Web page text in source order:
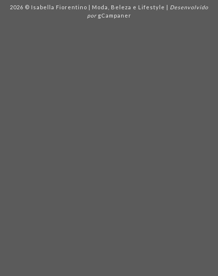
2026 © Isabella Fiorentino | Moda, Beleza e Lifestyle | Desenvolvido
por gCampaner